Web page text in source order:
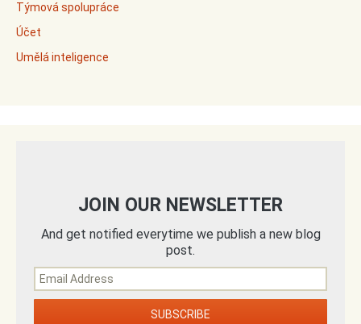
Týmová spolupráce
Účet
Umělá inteligence
JOIN OUR NEWSLETTER
And get notified everytime we publish a new blog
post.